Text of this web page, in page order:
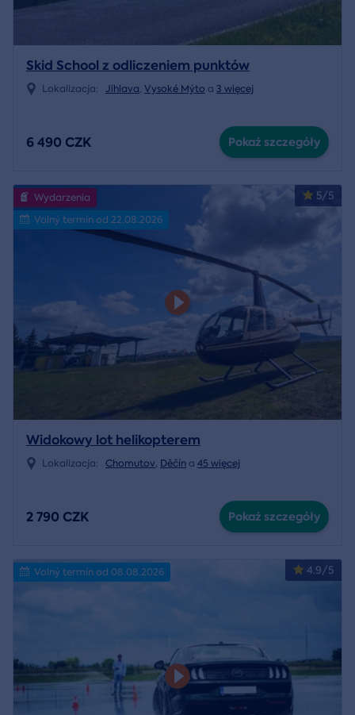
Skid School z odliczeniem punktów
Lokalizacja: Jihlava, Vysoké Mýto a 3 więcej
6 490 CZK Pokaż szczegóły
5/5
Wydarzenia
Volný termín od 22.08.2026
Widokowy lot helikopterem
Lokalizacja: Chomutov, Děčín a 45 więcej
2 790 CZK Pokaż szczegóły
4.9/5
Volný termín od 08.08.2026